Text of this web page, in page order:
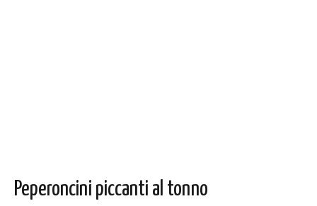
Peperoncini piccanti al tonno